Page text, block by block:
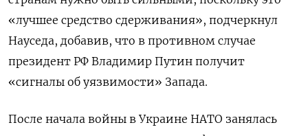
«лучшее средство сдерживания», подчеркнул
Науседа, добавив, что в противном случае
президент РФ Владимир Путин получит
«сигналы об уязвимости» Запада.
После начала войны в Украине НАТО занялась